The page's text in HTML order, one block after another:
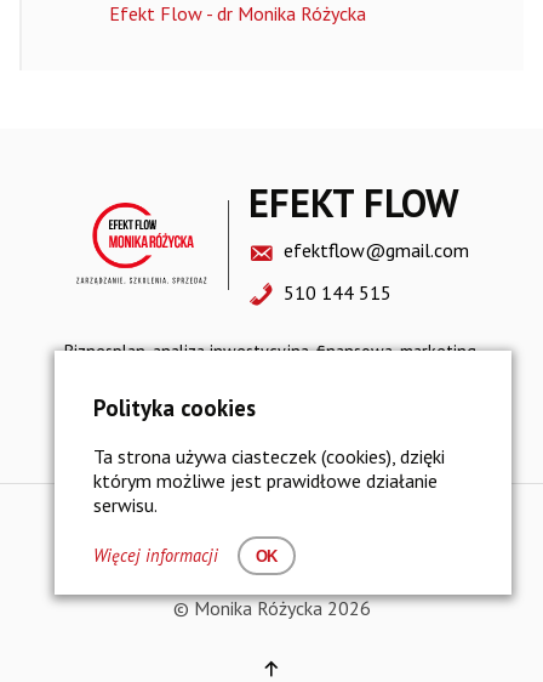
Efekt Flow - dr Monika Różycka
EFEKT FLOW
efektflow@gmail.com
510 144 515
Biznesplan, analiza inwestycyjna, finansowa, marketing,
Polityka prywatności i bezpieczeństwo danych
© Monika Różycka 2026
Polityka cookies
Ta strona używa ciasteczek (cookies), dzięki
którym możliwe jest prawidłowe działanie
serwisu.
Więcej informacji OK